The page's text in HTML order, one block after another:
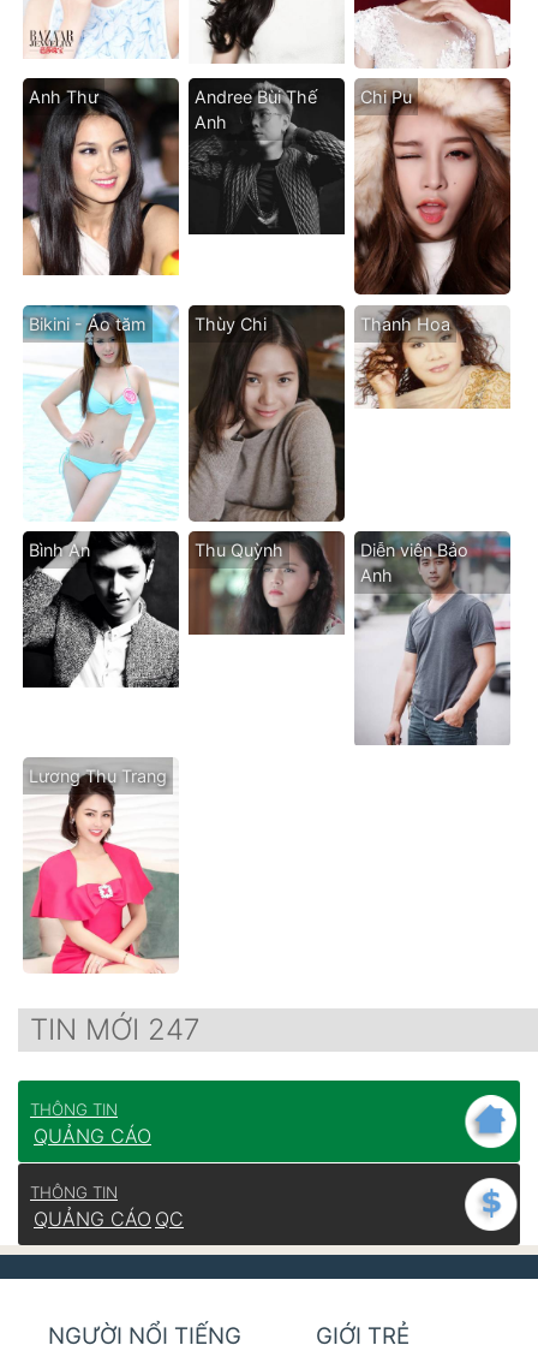
Anh Thư
Andree Bùi Thế
Anh
Chi Pu
Bikini - Áo tăm Thùy Chi Thanh Hoa
Bình An Thu Quỳnh
Diễn viên Bảo
Anh
Lương Thu Trang
TIN MỚI 247
THÔNG TIN
QUẢNG CÁO
THÔNG TIN
QUẢNG CÁO QC
NGƯỜI NỔI TIẾNG GIỚI TRẺ